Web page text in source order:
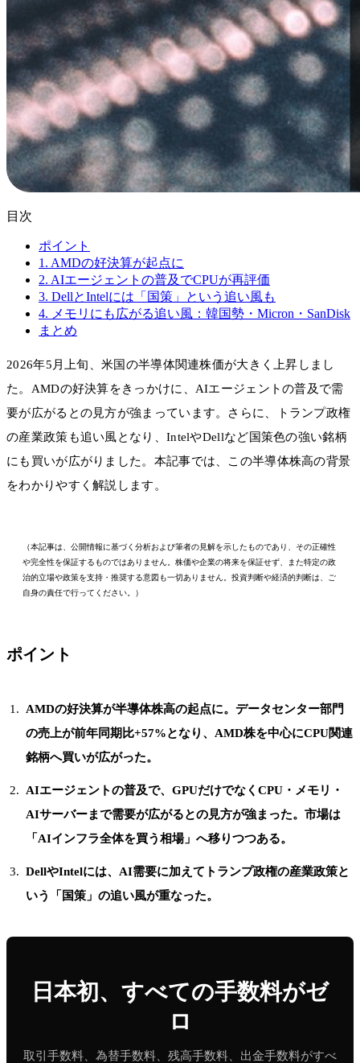
目次
ポイント
1. AMDの好決算が起点に
2. AIエージェントの普及でCPUが再評価
3. DellとIntelには「国策」という追い風も
4. メモリにも広がる追い風：韓国勢・Micron・SanDisk
まとめ
2026年5月上旬、米国の半導体関連株価が大きく上昇しまし
た。AMDの好決算をきっかけに、AIエージェントの普及で需
要が広がるとの見方が強まっています。さらに、トランプ政権
の産業政策も追い風となり、IntelやDellなど国策色の強い銘柄
にも買いが広がりました。本記事では、この半導体株高の背景
をわかりやすく解説します。
（本記事は、公開情報に基づく分析および筆者の見解を示したものであり、その正確性
や完全性を保証するものではありません。株価や企業の将来を保証せず、また特定の政
治的立場や政策を支持・推奨する意図も一切ありません。投資判断や経済的判断は、ご
自身の責任で行ってください。）
ポイント
AMDの好決算が半導体株高の起点に。データセンター部門
の売上が前年同期比+57%となり、AMD株を中心にCPU関連
銘柄へ買いが広がった。
AIエージェントの普及で、GPUだけでなくCPU・メモリ・
AIサーバーまで需要が広がるとの見方が強まった。市場は
「AIインフラ全体を買う相場」へ移りつつある。
DellやIntelには、AI需要に加えてトランプ政権の産業政策と
いう「国策」の追い風が重なった。
日本初、すべての手数料がゼ
ロ
取引手数料、為替手数料、残高手数料、出金手数料がすべ